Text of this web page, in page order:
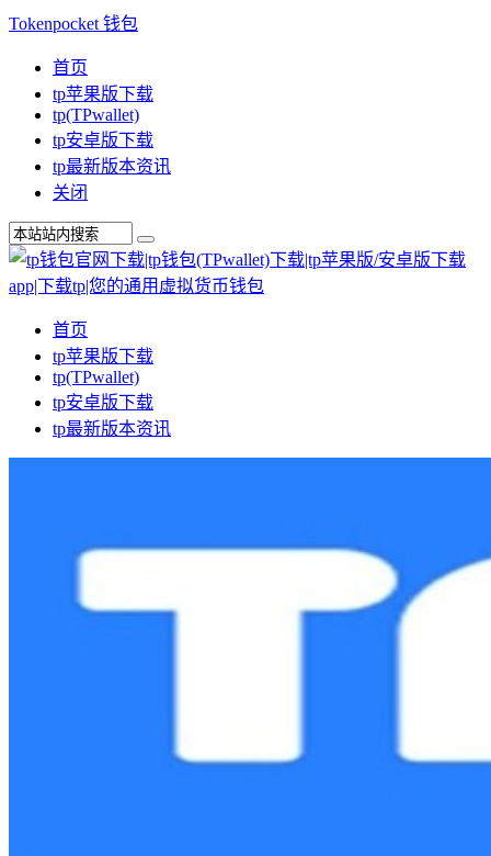
Tokenpocket 钱包
首页
tp苹果版下载
tp(TPwallet)
tp安卓版下载
tp最新版本资讯
关闭
首页
tp苹果版下载
tp(TPwallet)
tp安卓版下载
tp最新版本资讯